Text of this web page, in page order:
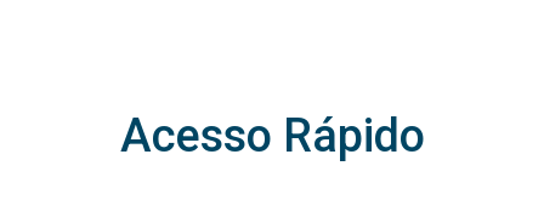
Acesso Rápido